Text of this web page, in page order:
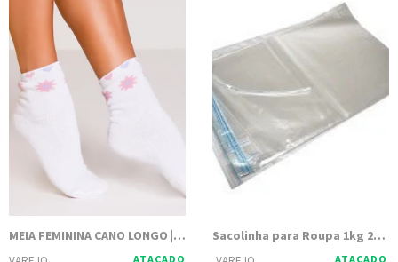
MEIA FEMININA CANO LONGO | FEM WS
ATACADO
Sacolinha para Roupa 1kg 20x30 Transparente PP Polipropileno
ATACADO